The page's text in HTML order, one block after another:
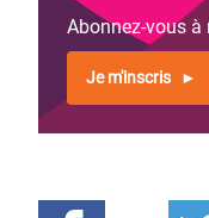
Abonnez-vous
Je m'inscris